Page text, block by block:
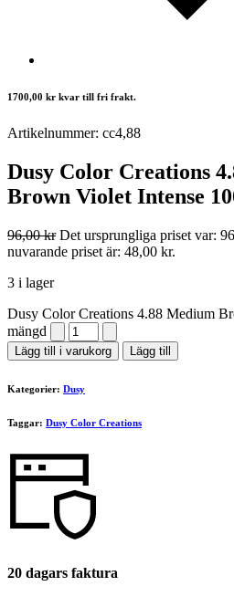
1700,00 kr kvar till fri frakt.
Artikelnummer: cc4,88
Dusy Color Creations
Brown Violet Intense
96,00kr Det ursprungliga priset var:
nuvarande priset är: 48,00 kr.
3 i lager
Dusy Color Creations 4.88 Medium
mängd
Lägg till i varukorg Lägg till
Kategorier: Dusy
Taggar: Dusy Color Creations
20 dagars faktura